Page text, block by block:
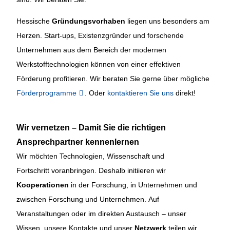
HessischeGründungsvorhaben liegen uns besonders am
Herzen. Start-ups, Existenzgründer und forschende
Unternehmen aus dem Bereich der modernen
Werkstofftechnologien können von einer effektiven
Förderung profitieren. Wir beraten Sie gerne über mögliche
Förderprogramme
. Oder kontaktieren Sie uns direkt!
Wir vernetzen – Damit Sie die richtigen
Ansprechpartner kennenlernen
Wir möchten Technologien, Wissenschaft und
Fortschritt voranbringen. Deshalb initiieren wir
Kooperationen in der Forschung, in Unternehmen und
zwischen Forschung und Unternehmen. Auf
Veranstaltungen oder im direkten Austausch – unser
Wissen, unsere Kontakte und unser Netzwerk teilen wir